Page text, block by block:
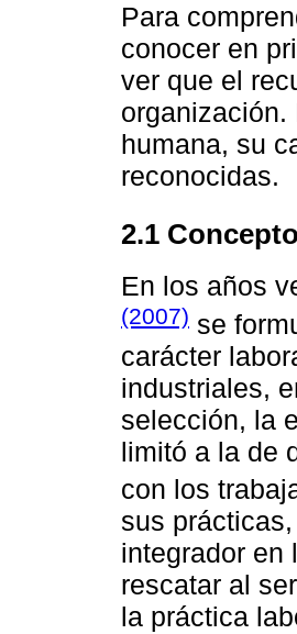
Para
conocer en
ver que el
organización.
humana, su
reconocidas.
2.1
En los años
(2007) se
carácter
industriales,
selección, la
limitó a la de
con los
sus
integrador en
rescatar al
la práctica